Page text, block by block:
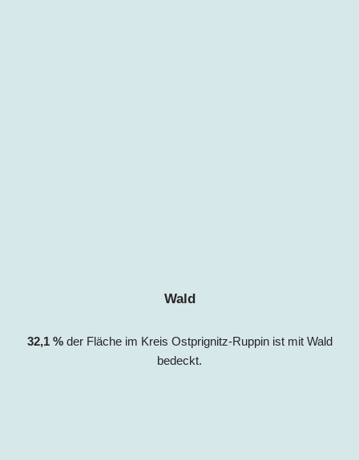
Wald
32,1 %der Fläche im Kreis Ostprignitz-Ruppin ist mit Wald
bedeckt.